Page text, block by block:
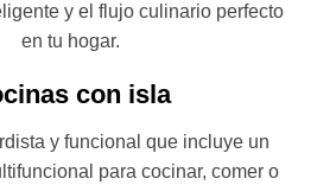
y el flujo culinario perfecto
en tu hogar.
con isla
y funcional que incluye un
para cocinar, comer o